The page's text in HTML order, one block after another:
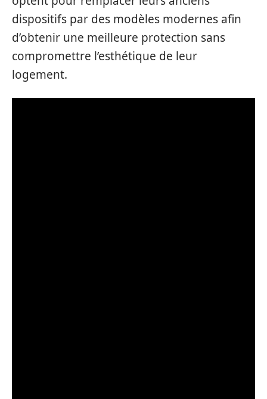
dispositifs par des modèles modernes afin
d’obtenir une meilleure protection sans
compromettre l’esthétique de leur
logement.